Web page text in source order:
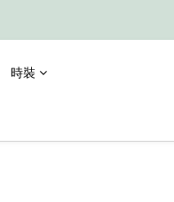
時裝